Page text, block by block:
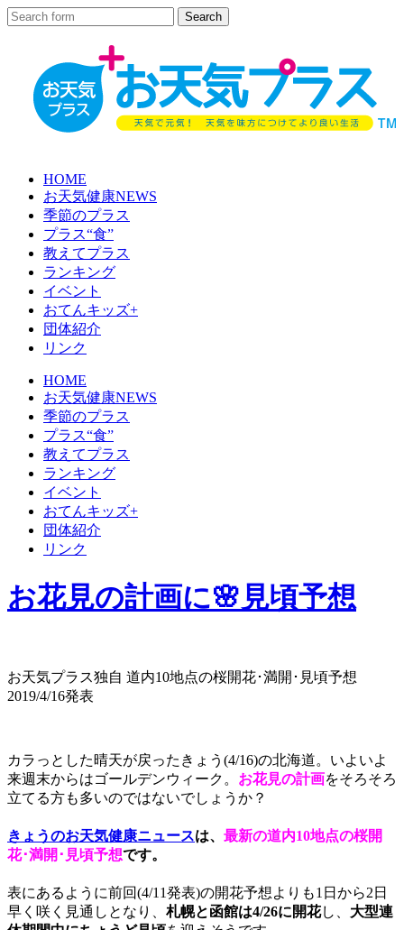
HOME
お天気健康NEWS
季節のプラス
プラス“食”
教えてプラス
ランキング
イベント
おてんキッズ+
団体紹介
リンク
HOME
お天気健康NEWS
季節のプラス
プラス“食”
教えてプラス
ランキング
イベント
おてんキッズ+
団体紹介
リンク
お花見の計画に🌸見頃予想
お天気プラス独自 道内10地点の桜開花･満開･見頃予想
2019/4/16発表
カラっとした晴天が戻ったきょう(4/16)の北海道。いよいよ
来週末からはゴールデンウィーク。 お花見の計画をそろそろ
立てる方も多いのではないでしょうか？
きょうのお天気健康ニュースは、 最新の道内10地点の桜開
花･満開･見頃予想です。
表にあるように前回(4/11発表)の開花予想よりも1日から2日
早く咲く見通しとなり、 札幌と函館は4/26に開花し、 大型連